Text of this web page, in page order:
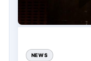
NEWS